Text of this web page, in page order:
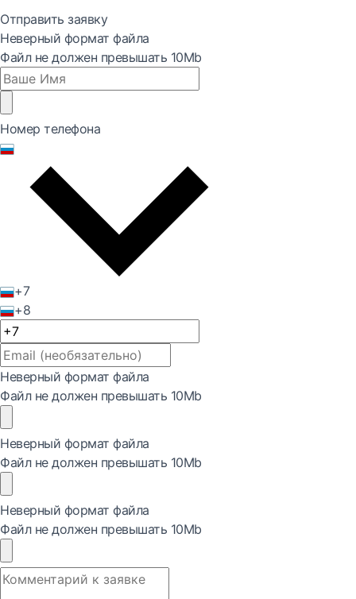
Отправить заявку
Неверный формат файла
Файл не должен превышать 10Mb
Номер телефона
+7
+8
Неверный формат файла
Файл не должен превышать 10Mb
Неверный формат файла
Файл не должен превышать 10Mb
Неверный формат файла
Файл не должен превышать 10Mb